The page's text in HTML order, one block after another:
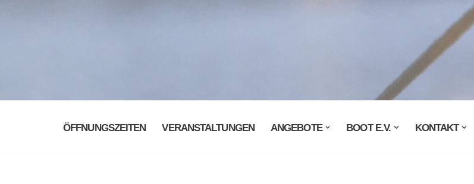
ÖFFNUNGSZEITEN VERANSTALTUNGEN ANGEBOTE BOOT E.V. KONTAKT